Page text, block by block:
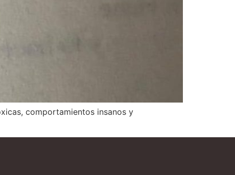
comportamientos insanos y